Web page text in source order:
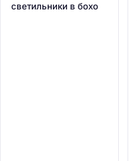
светильники в бохо